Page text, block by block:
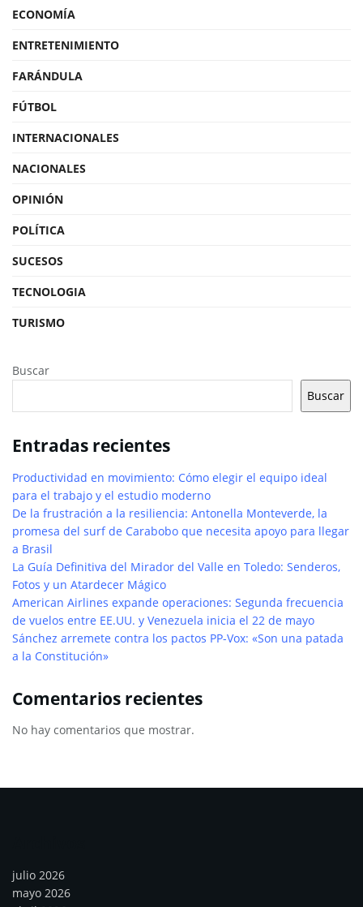
ECONOMÍA
ENTRETENIMIENTO
FARÁNDULA
FÚTBOL
INTERNACIONALES
NACIONALES
OPINIÓN
POLÍTICA
SUCESOS
TECNOLOGIA
TURISMO
Buscar
Buscar
Entradas recientes
Productividad en movimiento: Cómo elegir el equipo ideal
para el trabajo y el estudio moderno
De la frustración a la resiliencia: Antonella Monteverde, la
promesa del surf de Carabobo que necesita apoyo para llegar
a Brasil
La Guía Definitiva del Mirador del Valle en Toledo: Senderos,
Fotos y un Atardecer Mágico
American Airlines expande operaciones: Segunda frecuencia
de vuelos entre EE.UU. y Venezuela inicia el 22 de mayo
Sánchez arremete contra los pactos PP-Vox: «Son una patada
a la Constitución»
Comentarios recientes
No hay comentarios que mostrar.
julio 2026
mayo 2026